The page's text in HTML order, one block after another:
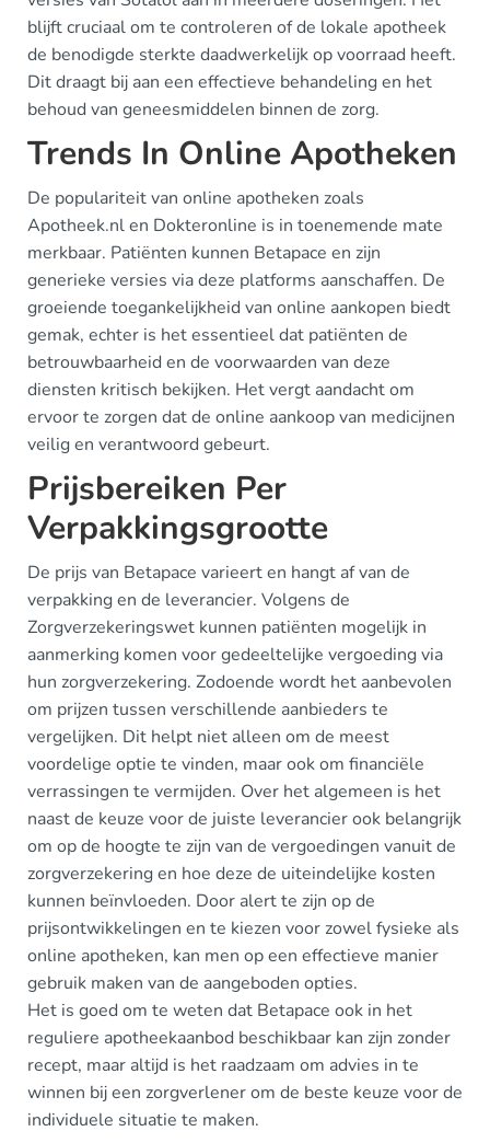
blijft cruciaal om te controleren of de lokale apotheek
de benodigde sterkte daadwerkelijk op voorraad heeft.
Dit draagt bij aan een effectieve behandeling en het
behoud van geneesmiddelen binnen de zorg.
Trends In Online Apotheken
De populariteit van online apotheken zoals
Apotheek.nl en Dokteronline is in toenemende mate
merkbaar. Patiënten kunnen Betapace en zijn
generieke versies via deze platforms aanschaffen. De
groeiende toegankelijkheid van online aankopen biedt
gemak, echter is het essentieel dat patiënten de
betrouwbaarheid en de voorwaarden van deze
diensten kritisch bekijken. Het vergt aandacht om
ervoor te zorgen dat de online aankoop van medicijnen
veilig en verantwoord gebeurt.
Prijsbereiken Per
Verpakkingsgrootte
De prijs van Betapace varieert en hangt af van de
verpakking en de leverancier. Volgens de
Zorgverzekeringswet kunnen patiënten mogelijk in
aanmerking komen voor gedeeltelijke vergoeding via
hun zorgverzekering. Zodoende wordt het aanbevolen
om prijzen tussen verschillende aanbieders te
vergelijken. Dit helpt niet alleen om de meest
voordelige optie te vinden, maar ook om financiële
verrassingen te vermijden. Over het algemeen is het
naast de keuze voor de juiste leverancier ook belangrijk
om op de hoogte te zijn van de vergoedingen vanuit de
zorgverzekering en hoe deze de uiteindelijke kosten
kunnen beïnvloeden. Door alert te zijn op de
prijsontwikkelingen en te kiezen voor zowel fysieke als
online apotheken, kan men op een effectieve manier
gebruik maken van de aangeboden opties.
Het is goed om te weten dat Betapace ook in het
reguliere apotheekaanbod beschikbaar kan zijn zonder
recept, maar altijd is het raadzaam om advies in te
winnen bij een zorgverlener om de beste keuze voor de
individuele situatie te maken.